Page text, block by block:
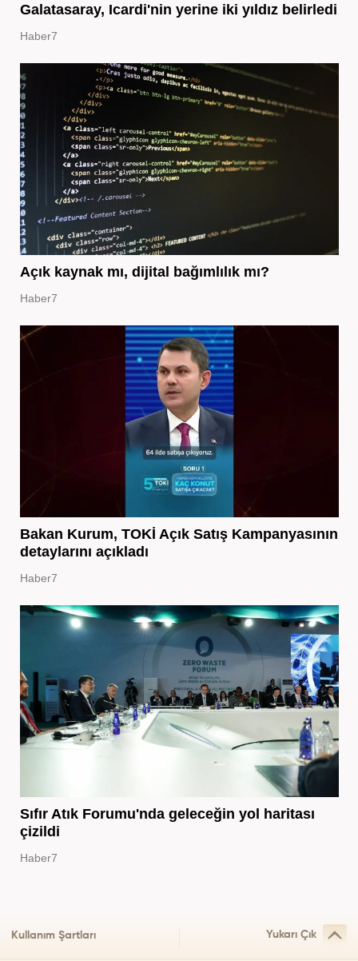
Galatasaray, Icardi'nin yerine iki yıldız belirledi
Haber7
Açık kaynak mı, dijital bağımlılık mı?
Haber7
Bakan Kurum, TOKİ Açık Satış Kampanyasının
detaylarını açıkladı
Haber7
Sıfır Atık Forumu'nda geleceğin yol haritası
çizildi
Haber7
Kullanım Şartları Yukarı Çık